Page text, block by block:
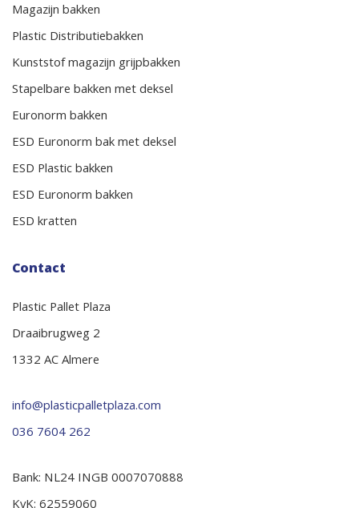
Magazijn bakken
Plastic Distributiebakken
Kunststof magazijn grijpbakken
Stapelbare bakken met deksel
Euronorm bakken
ESD Euronorm bak met deksel
ESD Plastic bakken
ESD Euronorm bakken
ESD kratten
Contact
Plastic Pallet Plaza
Draaibrugweg 2
1332 AC Almere
info@plasticpalletplaza.com
036 7604 262
Bank: NL24 INGB 0007070888